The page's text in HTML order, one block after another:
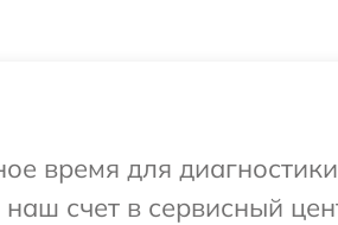
время для
счет в сервисный